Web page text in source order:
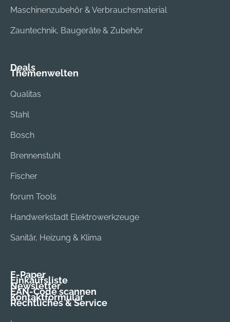
Maschinenzubehör & Verbrauchsmaterial
Zauntechnik, Baugeräte & Zubehör
Deals
Themenwelten
Qualitas
Stahl
Bosch
Brennenstuhl
Fischer
forum Tools
Handwerkstadt Elektrowerkzeuge
Sanitär, Heizung & Klima
E-Paper
Einkaufsliste
Newsletter
EAN-Code scannen
Kontaktformular
Rechtliches & Service